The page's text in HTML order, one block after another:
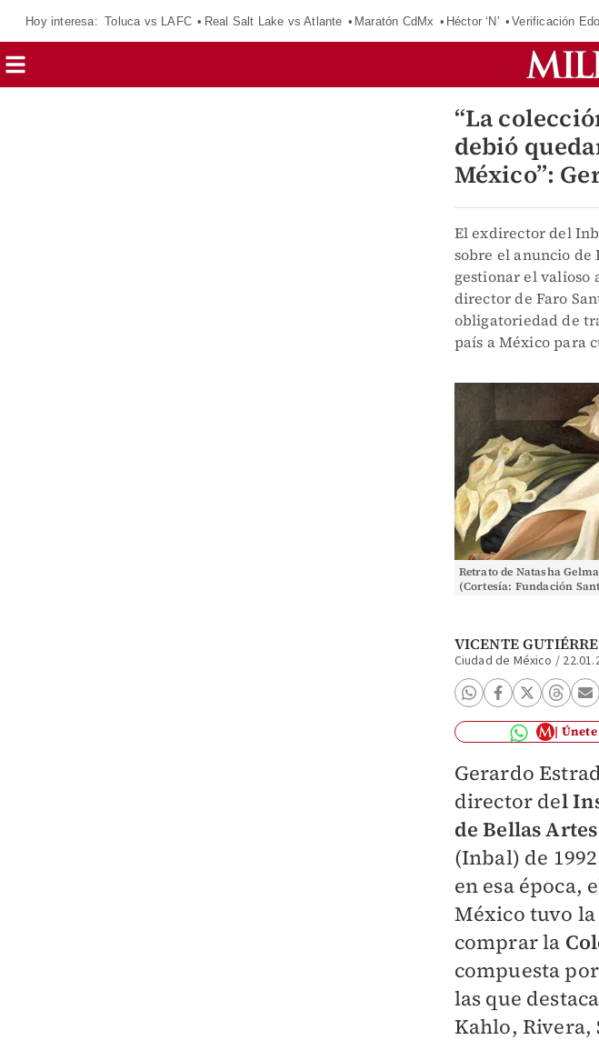
Hoy interesa: Toluca vs LAFC Real Salt Lake vs Atlante Maratón CdMx Héctor ‘N’ Verificación
“La
debió
México”:
El exdirector del
sobre el anuncio de
gestionar el valioso
director de Faro
obligatoriedad de
país a México para
Retrato de Natasha
(Cortesía: Fundación
VICENTE
Ciudad de México /
Gerardo
director del
de Bellas
(Inbal) de
en esa época,
México tuvo
comprar la
compuesta
las que
Kahlo, Rivera,